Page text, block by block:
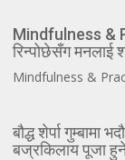
Mindfulness &
रिन्पोछेसँग मनलाई
Mindfulness &
बौद्ध शेर्पा गुम्बामा
बज्रकिलाय पूजा